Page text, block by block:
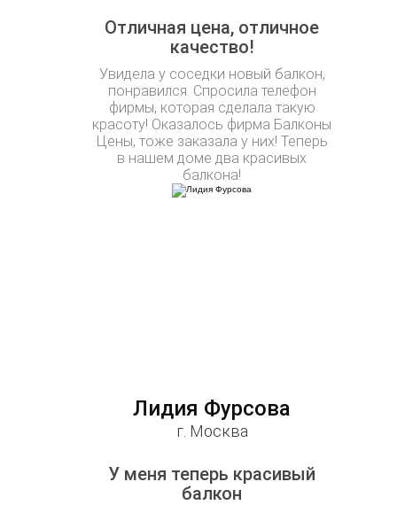
Отличная цена, отличное
качество!
Увидела у соседки новый балкон,
понравился. Спросила телефон
фирмы, которая сделала такую
красоту! Оказалось фирма Балконы
Цены, тоже заказала у них! Теперь
в нашем доме два красивых
балкона!
Лидия Фурсова
г. Москва
У меня теперь красивый
балкон